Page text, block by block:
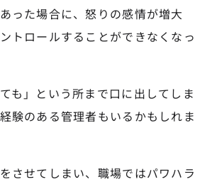
った場合に、怒りの感情が増大
トロールすることができなくなっ
も」という所まで口に出してしま
験のある管理者もいるかもしれま
させてしまい、職場ではパワハラ